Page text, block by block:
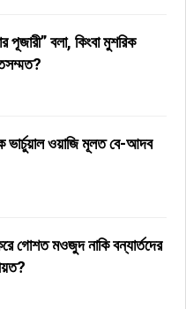
বলা, কিংবা মুশরিক
ভার্চুয়াল ওয়াজি মূলত বে-আদব
গোশত মওজুদ নাকি বন্যার্তদের